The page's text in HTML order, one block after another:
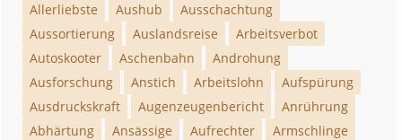
Allerliebste
Aushub
Ausschachtung
Aussortierung
Auslandsreise
Arbeitsverbot
Autoskooter
Aschenbahn
Androhung
Ausforschung
Anstich Arbeitslohn
Aufspürung
Ausdruckskraft
Augenzeugenbericht
Anrührung
Abhärtung
Ansässige Aufrechter
Armschlinge